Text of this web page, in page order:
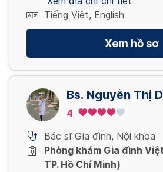
Tiếng Việt, English
Xem hồ sơ
Bs. Nguyễn Thị
4
Bác sĩ Gia đình, Nội khoa
Phòng khám Gia đình
TP. Hồ Chí Minh)